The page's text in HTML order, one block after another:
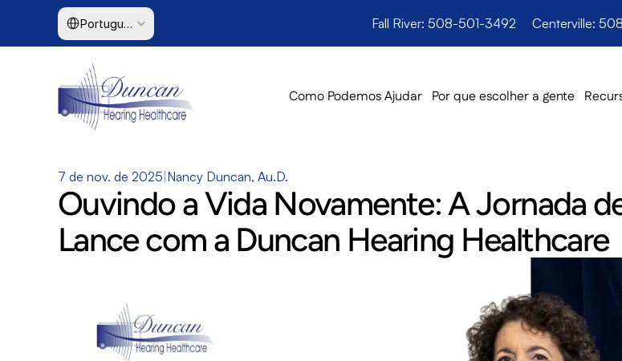
Select Language
Portuguese (Brazil) Fall River: 508-501-3492 Centerville:
Como Podemos Ajudar Por que escolher a gente
7 de nov. de 2025 Nancy Duncan, Au.D.
Ouvindo a Vida Novamente: A Jornada
Lance com a Duncan Hearing Healthcare